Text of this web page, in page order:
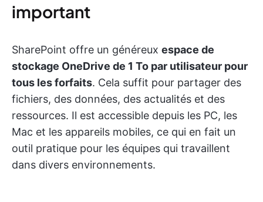
important
SharePoint offre un généreux espace de
stockage OneDrive de 1 To par utilisateur pour
tous les forfaits. Cela suffit pour partager des
fichiers, des données, des actualités et des
ressources. Il est accessible depuis les PC, les
Mac et les appareils mobiles, ce qui en fait un
outil pratique pour les équipes qui travaillent
dans divers environnements.